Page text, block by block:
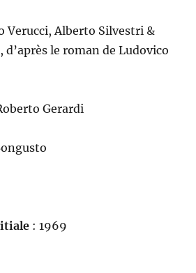
Verucci, Alberto Silvestri &
d’après le roman de Ludovico
Gerardi
: 1969